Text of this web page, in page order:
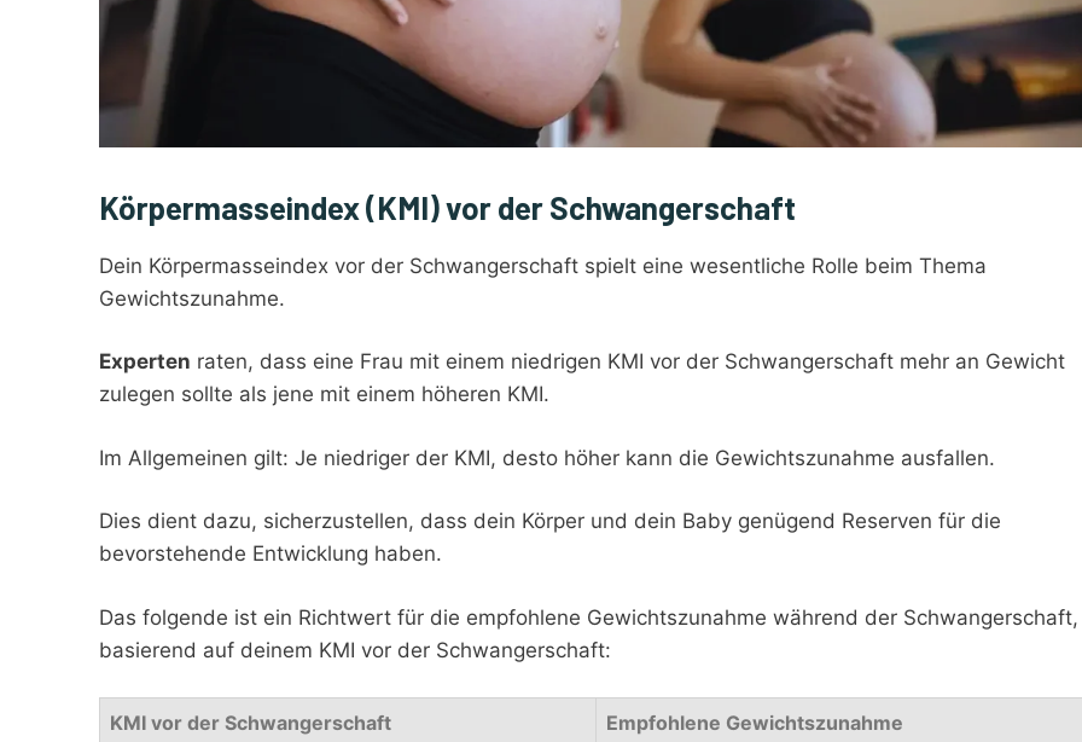
Körpermasseindex (KMI) vor der Schwangerschaft
Dein Körpermasseindex vor der Schwangerschaft spielt eine wesentliche Rolle beim Thema
Gewichtszunahme.
Experten raten, dass eine Frau mit einem niedrigen KMI vor der Schwangerschaft mehr an Gewicht
zulegen sollte als jene mit einem höheren KMI.
Im Allgemeinen gilt: Je niedriger der KMI, desto höher kann die Gewichtszunahme ausfallen.
Dies dient dazu, sicherzustellen, dass dein Körper und dein Baby genügend Reserven für die
bevorstehende Entwicklung haben.
Das folgende ist ein Richtwert für die empfohlene Gewichtszunahme während der Schwangerschaft,
basierend auf deinem KMI vor der Schwangerschaft:
KMI vor der Schwangerschaft Empfohlene Gewichtszunahme